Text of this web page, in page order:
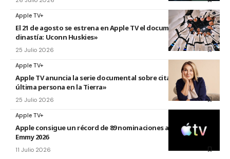
Apple TV+
El 21 de agosto se estrena en Apple TV el documental «La
dinastía: Uconn Huskies»
25 Julio 2026
Apple TV+
Apple TV anuncia la serie documental sobre citas titulada «La
última persona en la Tierra»
25 Julio 2026
Apple TV+
Apple consigue un récord de 89 nominaciones a los premios
Emmy 2026
11 Julio 2026